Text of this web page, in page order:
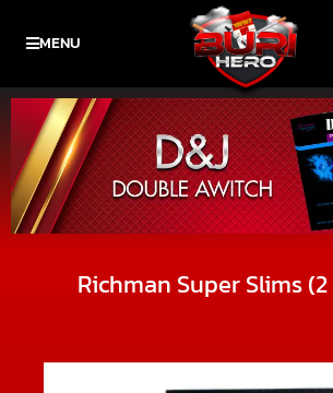
MENU
Richman Super Slims